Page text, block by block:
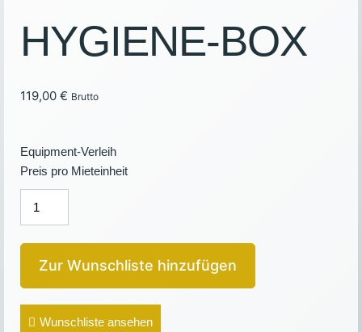
HYGIENE-BOX
119,00 € Brutto
Equipment-Verleih
Preis pro Mieteinheit
Zur Wunschliste hinzufügen
Wunschliste ansehen